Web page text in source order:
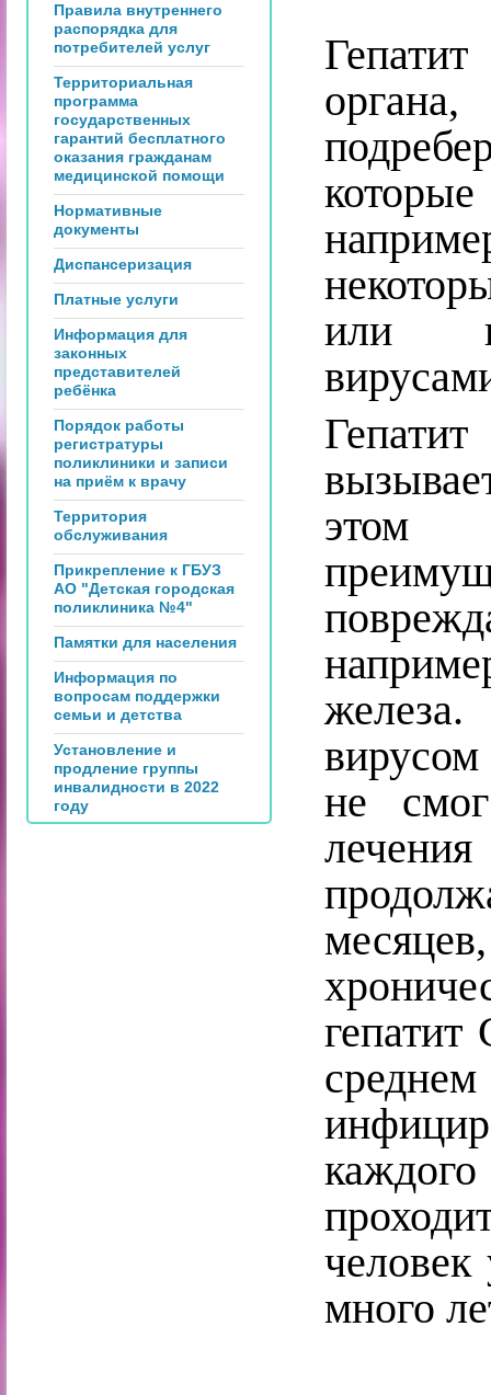
Правила внутреннего
распорядка для
потребителей услуг
Территориальная
программа
государственных
гарантий бесплатного
оказания гражданам
медицинской помощи
Нормативные
документы
Диспансеризация
Платные услуги
Информация для
законных
представителей
ребёнка
Порядок работы
регистратуры
поликлиники и записи
на приём к врачу
Территория
обслуживания
Прикрепление к ГБУЗ
АО "Детская городская
поликлиника №4"
Памятки для населения
Информация по
вопросам поддержки
семьи и детства
Установление и
продление группы
инвалидности в 2022
году
или
этом
не
гепатит
человек
много